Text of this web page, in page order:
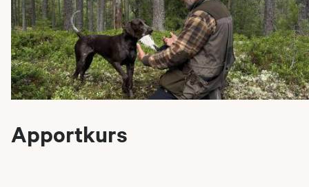
Apportkurs